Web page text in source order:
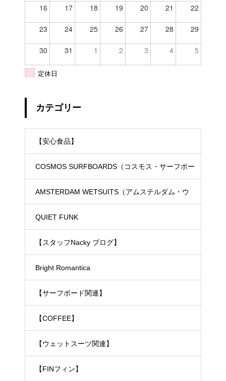
16 17 18 19 20 21 22
23 24 25 26 27 28 29
30 31 1 2 3 4 5
定休日
カテゴリー
【安心食品】
COSMOS SURFBOARDS（コスモス・サーフボー
ド）
AMSTERDAM WETSUITS（アムステルダム・ウ
ェットスーツ）
QUIET FUNK
【スタッフNacky ブログ】
Bright Romantica
【サーフボード関連】
【COFFEE】
【ウェットスーツ関連】
【FINフィン】